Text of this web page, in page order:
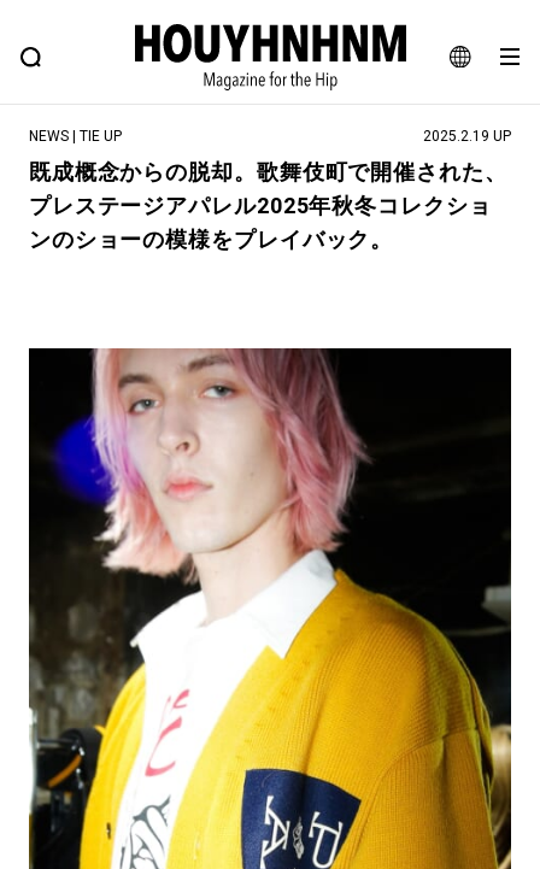
JA
EN
FEATURE BLOG SNAP
ヒップなファッション、カルチャー、ライフスタイルWEBマガジン
#注目のタグ
#NEW VINTAGE #マイナーグッド図鑑
#路地裏てぃーん。 #MONTHLY JOURNAL
#GH 銘品の所以 #フイナムのYouTube
#Commune H #FOCUS IT #AH.H
#ととけん #FASHION #MUSIC
#LIFESTYLE #SNEAKER #OUTDOOR
#SPORTS #HANDSOME HANDBOOK
NEWS | TIE UP 2025.2.19 UP
既成概念からの脱却。歌舞伎町で開催された、
プレステージアパレル2025年秋冬コレクショ
ンのショーの模様をプレイバック。